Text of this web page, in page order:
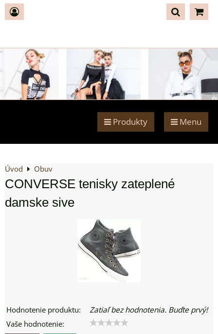
Produkty Menu
Úvod Obuv
CONVERSE tenisky zateplené
damske sive
Hodnotenie produktu:
Zatiaľ bez hodnotenia. Buďte prvý!
Vaše hodnotenie: